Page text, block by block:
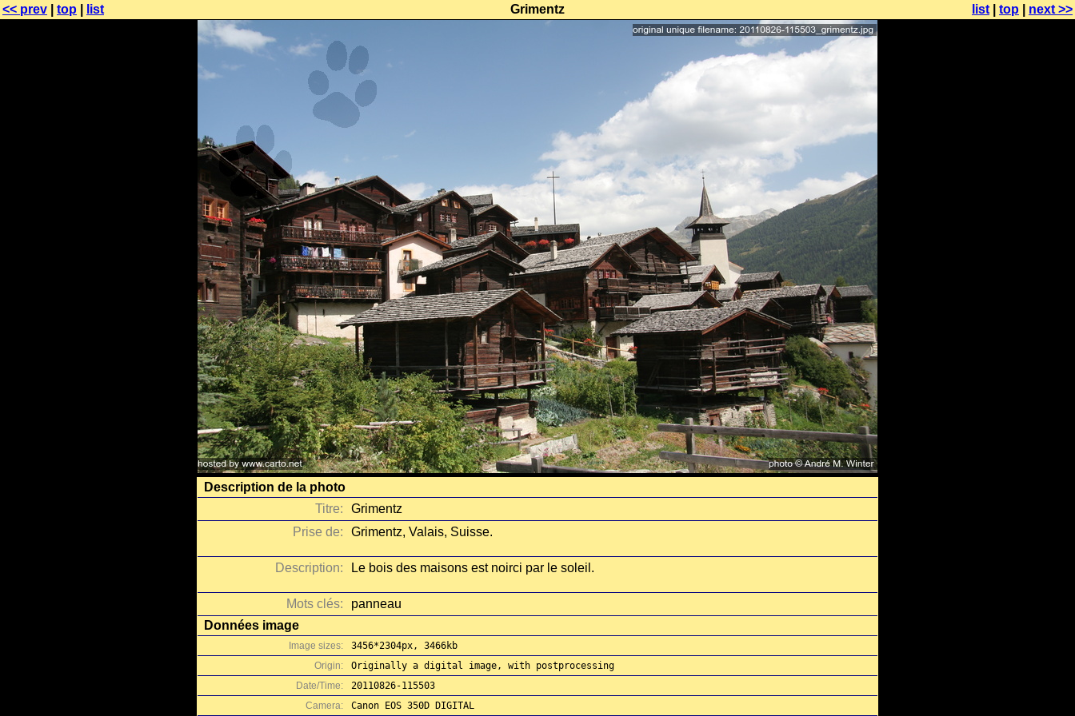
<< prev top list Grimentz list top next >>
Description de la photo
Titre:
Grimentz
Prise de:
Grimentz, Valais, Suisse.
Description: Le bois des maisons est noirci par le soleil.
Mots clés:
panneau
Données image
Image sizes:
3456*2304px, 3466kb
Origin:
Originally a digital image, with postprocessing
Date/Time:
20110826-115503
Camera:
Canon EOS 350D DIGITAL